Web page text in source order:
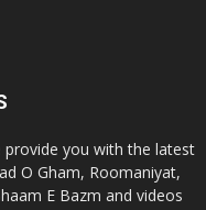
provide you with the latest
O Gham, Roomaniyat,
E Bazm and videos